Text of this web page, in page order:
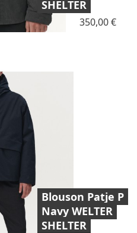
SHELTER
Prix
350,00 €
Blouson Patje P
Navy WELTER
SHELTER